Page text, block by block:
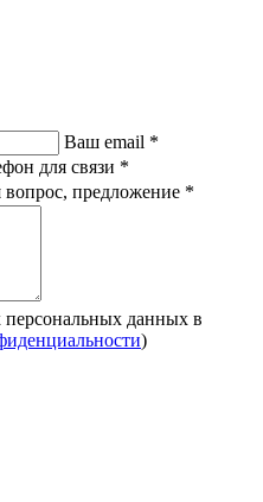
Ваш email *
для связи *
предложение *
персональных данных в
)